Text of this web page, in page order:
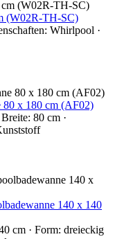
(W02R-TH-SC)
Whirlpool ·
80 x 180 cm (AF02)
80 cm ·
140 x 140
cm · Form: dreieckig